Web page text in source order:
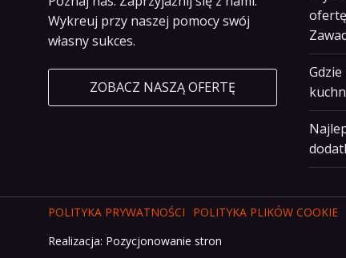
Wykreuj przy naszej pomocy swój
własny sukces.
ZOBACZ NASZĄ OFERTĘ
POLITYKA PRYWATNOŚCI
POLITYKA PLIKÓW COOKIE
Realizacja: Pozycjonowanie stron